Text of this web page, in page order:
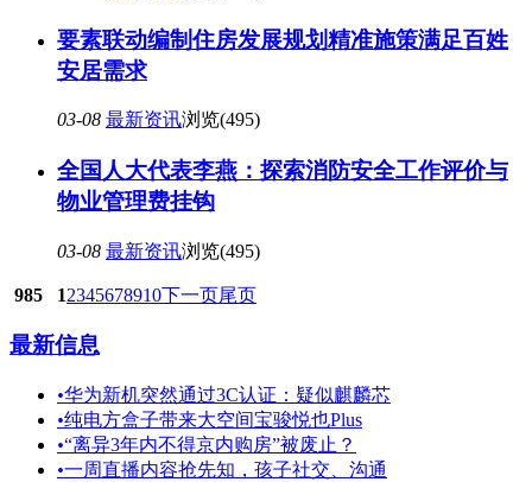
要素联动编制住房发展规划精准施策满足百姓
安居需求
03-08 最新资讯浏览(495)
全国人大代表李燕：探索消防安全工作评价与
物业管理费挂钩
03-08 最新资讯浏览(495)
985 12345678910下一页尾页
最新信息
•华为新机突然通过3C认证：疑似麒麟芯
•纯电方盒子带来大空间宝骏悦也Plus
•“离异3年内不得京内购房”被废止？
•一周直播内容抢先知，孩子社交、沟通